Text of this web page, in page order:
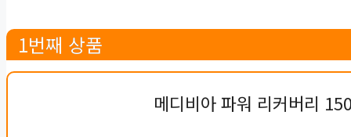
1번째 상품
메디비아 파워 리커버리